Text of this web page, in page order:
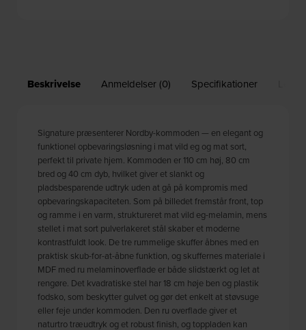
Beskrivelse Anmeldelser (0) Specifikationer
Signature præsenterer Nordby-kommoden — en elegant og
funktionel opbevaringsløsning i mat vild eg og mat sort,
perfekt til private hjem. Kommoden er 110 cm høj, 80 cm
bred og 40 cm dyb, hvilket giver et slankt og
pladsbesparende udtryk uden at gå på kompromis med
opbevaringskapaciteten. Som på billedet fremstår front, top
og ramme i en varm, struktureret mat vild eg-melamin, mens
stellet i mat sort pulverlakeret stål skaber et moderne
kontrastfuldt look. De tre rummelige skuffer åbnes med en
praktisk skub-for-at-åbne funktion, og skuffernes materiale i
MDF med ru melaminoverflade er både slidstærkt og let at
rengøre. Det kvadratiske stel har 18 cm høje ben og plastik
fodsko, som beskytter gulvet og gør det enkelt at støvsuge
eller feje under kommoden. Den ru overflade giver et
naturtro træudtryk og et robust finish, og toppladen kan